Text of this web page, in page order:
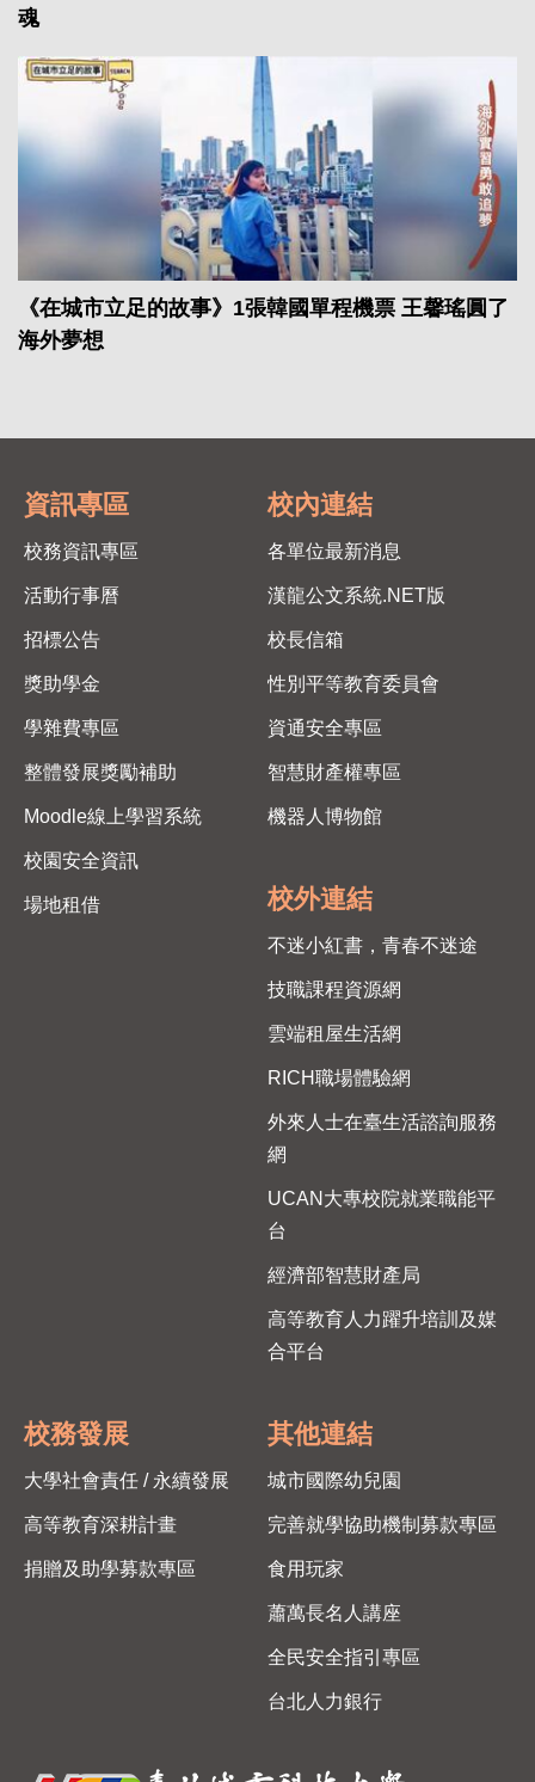
魂
《在城市立足的故事》1張韓國單程機票 王馨瑤圓了
海外夢想
資訊專區
校務資訊專區
活動行事曆
招標公告
獎助學金
學雜費專區
整體發展獎勵補助
Moodle線上學習系統
校園安全資訊
場地租借
校內連結
各單位最新消息
漢龍公文系統.NET版
校長信箱
性別平等教育委員會
資通安全專區
智慧財產權專區
機器人博物館
校外連結
不迷小紅書，青春不迷途
技職課程資源網
雲端租屋生活網
RICH職場體驗網
外來人士在臺生活諮詢服務
網
UCAN大專校院就業職能平
台
經濟部智慧財產局
高等教育人力躍升培訓及媒
合平台
校務發展
大學社會責任 / 永續發展
高等教育深耕計畫
捐贈及助學募款專區
其他連結
城市國際幼兒園
完善就學協助機制募款專區
食用玩家
蕭萬長名人講座
全民安全指引專區
台北人力銀行